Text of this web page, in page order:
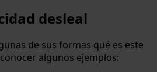
desleal
de sus formas qué es este
algunos ejemplos: